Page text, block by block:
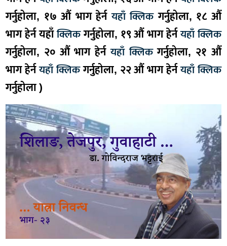
गर्नुहोला, १७ औं भाग हेर्नयहाँ क्लिकगर्नुहोला, १८ औं
भाग हेर्न यहाँक्लिकगर्नुहोला, १९ औं भाग हेर्नयहाँ क्लिक
गर्नुहोला, २० औं भाग हेर्नयहाँ क्लिकगर्नुहोला, २१ औं
भाग हेर्नयहाँ क्लिकगर्नुहोला, २२ औं भाग हेर्नयहाँ क्लिक
गर्नुहोला )